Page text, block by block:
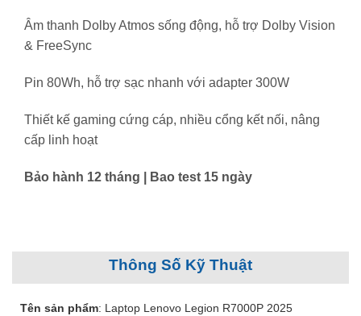
Âm thanh Dolby Atmos sống động, hỗ trợ Dolby Vision
& FreeSync
Pin 80Wh, hỗ trợ sạc nhanh với adapter 300W
Thiết kế gaming cứng cáp, nhiều cổng kết nối, nâng
cấp linh hoạt
Bảo hành 12 tháng | Bao test 15 ngày
Thông Số Kỹ Thuật
Tên sản phẩm: Laptop Lenovo Legion R7000P 2025